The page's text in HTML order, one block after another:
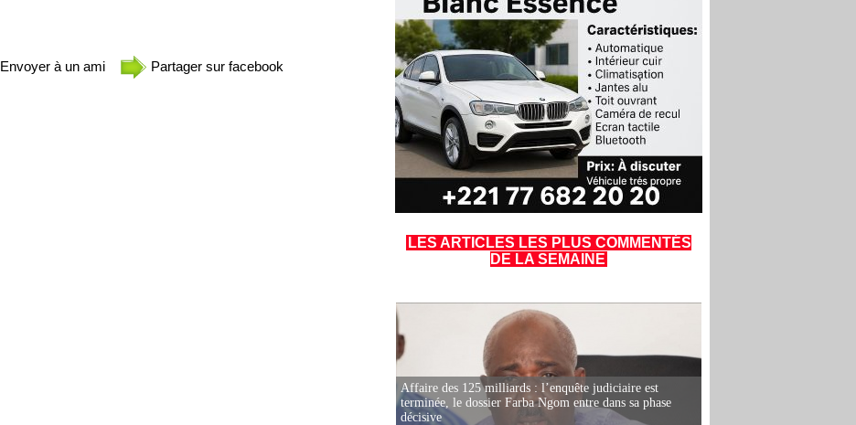
Envoyer à un ami Partager sur facebook
LES ARTICLES LES PLUS COMMENTÉS
DE LA SEMAINE
Affaire des 125 milliards : l’enquête judiciaire est
terminée, le dossier Farba Ngom entre dans sa phase
décisive